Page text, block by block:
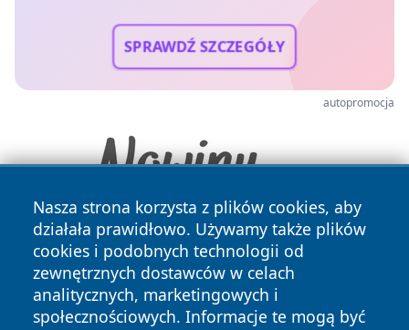
SPRAWDŹ SZCZEGÓŁY
autopromocja
Nasza strona korzysta z plików cookies, aby
działała prawidłowo. Używamy także plików
cookies i podobnych technologii od
zewnętrznych dostawców w celach
analitycznych, marketingowych i
społecznościowych. Informacje te mogą być